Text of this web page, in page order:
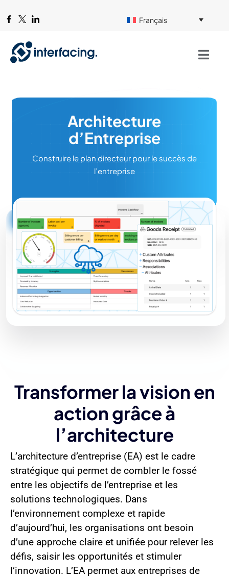
Français
Architecture
d’Entreprise
Construire le plan directeur pour le succès de
l’entreprise
Transformer la vision en
action grâce à
l’architecture
L’architecture d’entreprise (EA) est le cadre
stratégique qui permet de combler le fossé
entre les objectifs de l’entreprise et les
solutions technologiques. Dans
l’environnement complexe et rapide
d’aujourd’hui, les organisations ont besoin
d’une approche claire et unifiée pour relever les
défis, saisir les opportunités et stimuler
l’innovation. L’EA permet aux entreprises de